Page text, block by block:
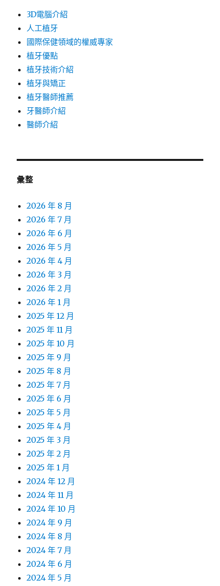
3D電腦介紹
人工植牙
國際保健領域的權威專家
植牙優點
植牙技術介紹
植牙與矯正
植牙醫師推薦
牙醫師介紹
醫師介紹
彙整
2026 年 8 月
2026 年 7 月
2026 年 6 月
2026 年 5 月
2026 年 4 月
2026 年 3 月
2026 年 2 月
2026 年 1 月
2025 年 12 月
2025 年 11 月
2025 年 10 月
2025 年 9 月
2025 年 8 月
2025 年 7 月
2025 年 6 月
2025 年 5 月
2025 年 4 月
2025 年 3 月
2025 年 2 月
2025 年 1 月
2024 年 12 月
2024 年 11 月
2024 年 10 月
2024 年 9 月
2024 年 8 月
2024 年 7 月
2024 年 6 月
2024 年 5 月